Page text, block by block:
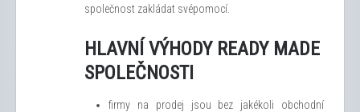
společnost zakládat svépomocí.
HLAVNÍ VÝHODY READY MADE
SPOLEČNOSTI
firmy na prodej jsou bez jakékoli obchodní